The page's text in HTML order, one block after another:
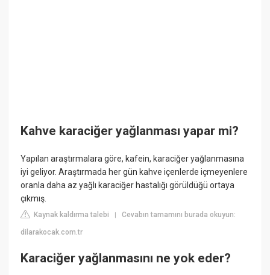
Kahve karaciğer yağlanması yapar mi?
Yapılan araştırmalara göre, kafein, karaciğer yağlanmasına
iyi geliyor. Araştırmada her gün kahve içenlerde içmeyenlere
oranla daha az yağlı karaciğer hastalığı görüldüğü ortaya
çıkmış.
Kaynak kaldırma talebi |Cevabın tamamını burada okuyun:
dilarakocak.com.tr
Karaciğer yağlanmasını ne yok eder?